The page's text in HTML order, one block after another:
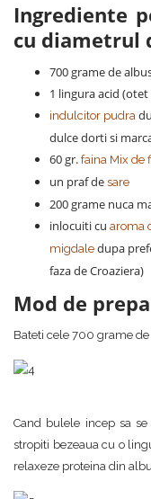
Ingrediente
cu diametrul
700 grame de
1 lingura acid
indulcitor pudra
dulce dorti si
60 gr. faina Mix de
un praf de sare
200 grame nuca
inlocuiti cu aroma
migdale dupa
faza de Croaziera)
Mod de
Bateti cele 700 grame
Cand bulele incep sa
stropiti bezeaua cu o
relaxeze proteina din